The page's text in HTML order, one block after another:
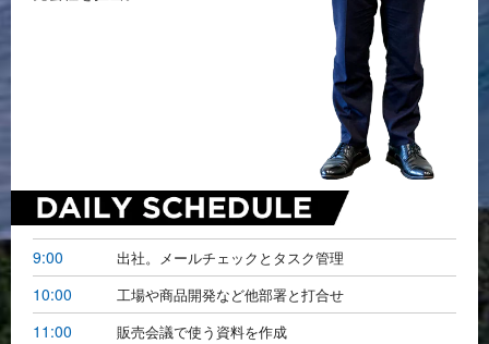
9:00 出社。メールチェックとタスク管理
10:00 工場や商品開発など他部署と打合せ
11:00 販売会議で使う資料を作成